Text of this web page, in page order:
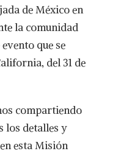
de México en
la comunidad
que se
del 31 de
compartiendo
los detalles y
esta Misión